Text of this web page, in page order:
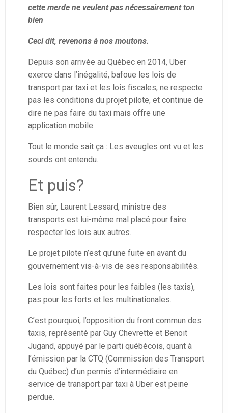
cette merde ne veulent pas nécessairement ton
bien
Ceci dit, revenons à nos moutons.
Depuis son arrivée au Québec en 2014, Uber
exerce dans l’inégalité, bafoue les lois de
transport par taxi et les lois fiscales, ne respecte
pas les conditions du projet pilote, et continue de
dire ne pas faire du taxi mais offre une
application mobile.
Tout le monde sait ça : Les aveugles ont vu et les
sourds ont entendu.
Et puis?
Bien sûr, Laurent Lessard, ministre des
transports est lui-même mal placé pour faire
respecter les lois aux autres.
Le projet pilote n’est qu’une fuite en avant du
gouvernement vis-à-vis de ses responsabilités.
Les lois sont faites pour les faibles (les taxis),
pas pour les forts et les multinationales.
C’est pourquoi, l’opposition du front commun des
taxis, représenté par Guy Chevrette et Benoit
Jugand, appuyé par le parti québécois, quant à
l’émission par la CTQ (Commission des Transport
du Québec) d’un permis d’intermédiaire en
service de transport par taxi à Uber est peine
perdue.